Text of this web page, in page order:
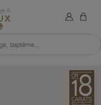
Retour à l'accueil du site
baptême...
×